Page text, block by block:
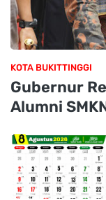
KOTA BUKITTINGGI
Gubernur
Alumni